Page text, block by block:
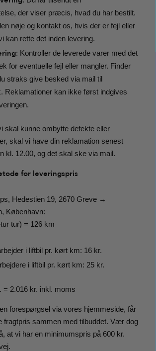
der viser præcis, hvad du har bestilt.
nøje og kontakt os, hvis der er fejl eller
kan rette det inden levering.
: Kontroller de leverede varer med det
for eventuelle fejl eller mangler. Finder
straks give besked via mail til
Reklamationer kan ikke først indgives
skal kunne ombytte defekte eller
skal vi have din reklamation senest
kl. 12.00, og det skal ske via mail.
for leveringspris
Hedestien 19, 2670 Greve →
København:
tur) = 126 km
i liftbil pr. kørt km: 16 kr.
i liftbil pr. kørt km: 25 kr.
= 2.016 kr. inkl. moms
forespørgsel via vores hjemmeside, får
fragtpris sammen med tilbuddet. Vær dog
at vi har en minimumspris på 600 kr.